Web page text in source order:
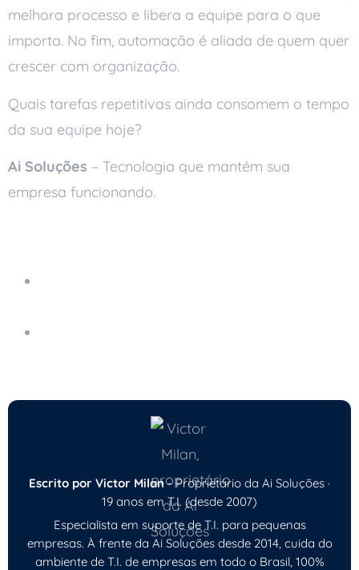
melhora processo e libera a equipe para o que
importa. No fim, automação é aliada de quem quer
crescer com organização.
Quais tarefas repetitivas ainda consomem o tempo
da sua equipe hoje?
Ai Soluções – Tecnologia que mantém sua
empresa funcionando.
Escrito por Victor Milan- Proprietário da Ai Soluções ·
19 anos em T.I. (desde 2007)
Especialista em suporte de T.I. para pequenas
empresas. À frente da Ai Soluções desde 2014, cuida do
ambiente de T.I. de empresas em todo o Brasil, 100%